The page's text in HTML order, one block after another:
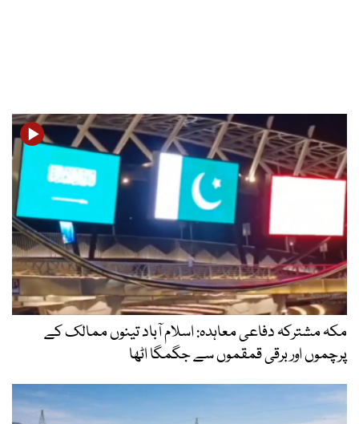
مکہ مشترکہ دفاعی معاہدہ: اسلام آباد تینوں ممالک کے
پرچموں اور برقی قمقموں سے جگمگا اٹھا